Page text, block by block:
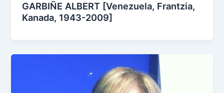
GARBIÑE ALBERT [Venezuela, Frantzia,
Kanada, 1943-2009]